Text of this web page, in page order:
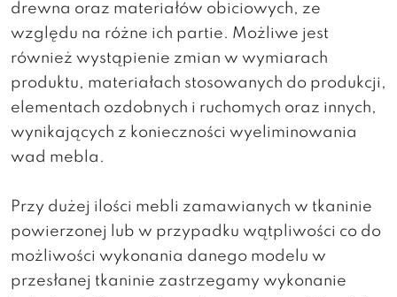
drewna oraz materiałów obiciowych, ze
względu na różne ich partie. Możliwe jest
również wystąpienie zmian w wymiarach
produktu, materiałach stosowanych do produkcji,
elementach ozdobnych i ruchomych oraz innych,
wynikających z konieczności wyeliminowania
wad mebla.
Przy dużej ilości mebli zamawianych w tkaninie
powierzonej lub w przypadku wątpliwości co do
możliwości wykonania danego modelu w
przesłanej tkaninie zastrzegamy wykonanie